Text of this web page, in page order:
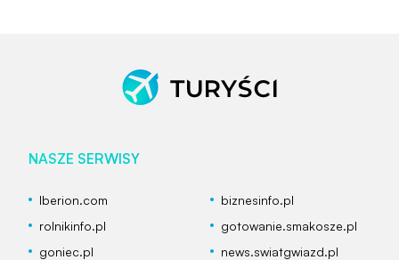
NASZE SERWISY
Iberion.com
biznesinfo.pl
rolnikinfo.pl
gotowanie.smakosze.pl
goniec.pl
news.swiatgwiazd.pl